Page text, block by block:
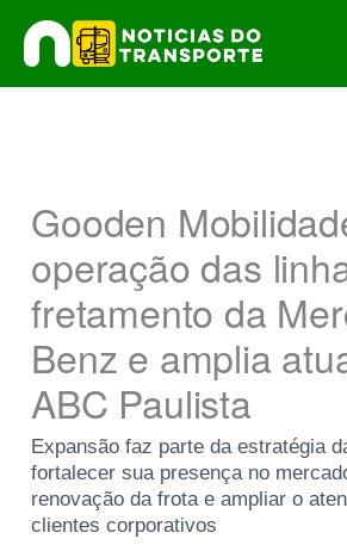
para
o
Gooden
operação das
fretamento da
Benz e amplia
ABC Paulista
Expansão faz parte da estratégia
fortalecer sua presença no
renovação da frota e ampliar o
clientes corporativos